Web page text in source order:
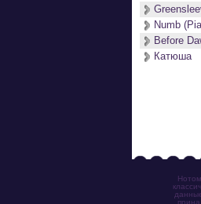
Numb
Before
Катюша